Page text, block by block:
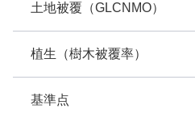
土地被覆（GLCNMO）
植生（樹木被覆率）
基準点